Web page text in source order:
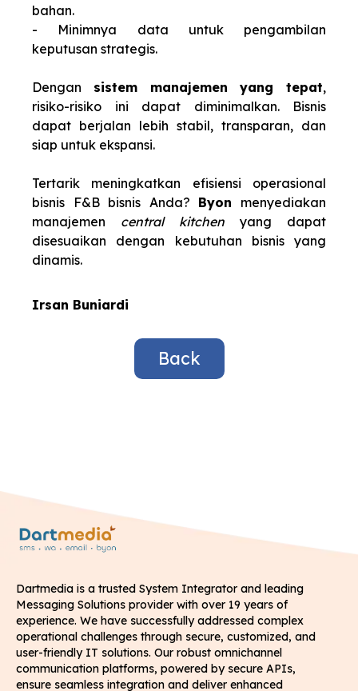
bahan.
- Minimnya data untuk pengambilan
keputusan strategis.
Dengan sistem manajemen yang tepat,
risiko-risiko ini dapat diminimalkan. Bisnis
dapat berjalan lebih stabil, transparan, dan
siap untuk ekspansi.
Tertarik meningkatkan efisiensi operasional
bisnis F&B bisnis Anda? Byon menyediakan
manajemen central kitchen yang dapat
disesuaikan dengan kebutuhan bisnis yang
dinamis.
Irsan Buniardi
Back
Dartmedia is a trusted System Integrator and leading
Messaging Solutions provider with over 19 years of
experience. We have successfully addressed complex
operational challenges through secure, customized, and
user-friendly IT solutions. Our robust omnichannel
communication platforms, powered by secure APIs,
ensure seamless integration and deliver enhanced